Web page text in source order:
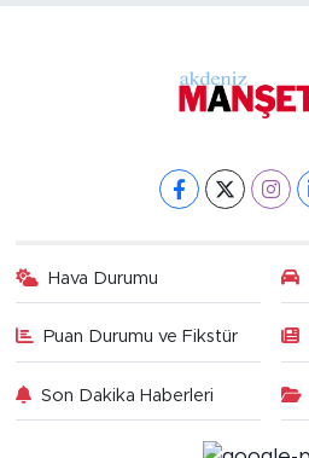
Hava Durumu
Puan Durumu ve Fikstür
Son Dakika Haberleri